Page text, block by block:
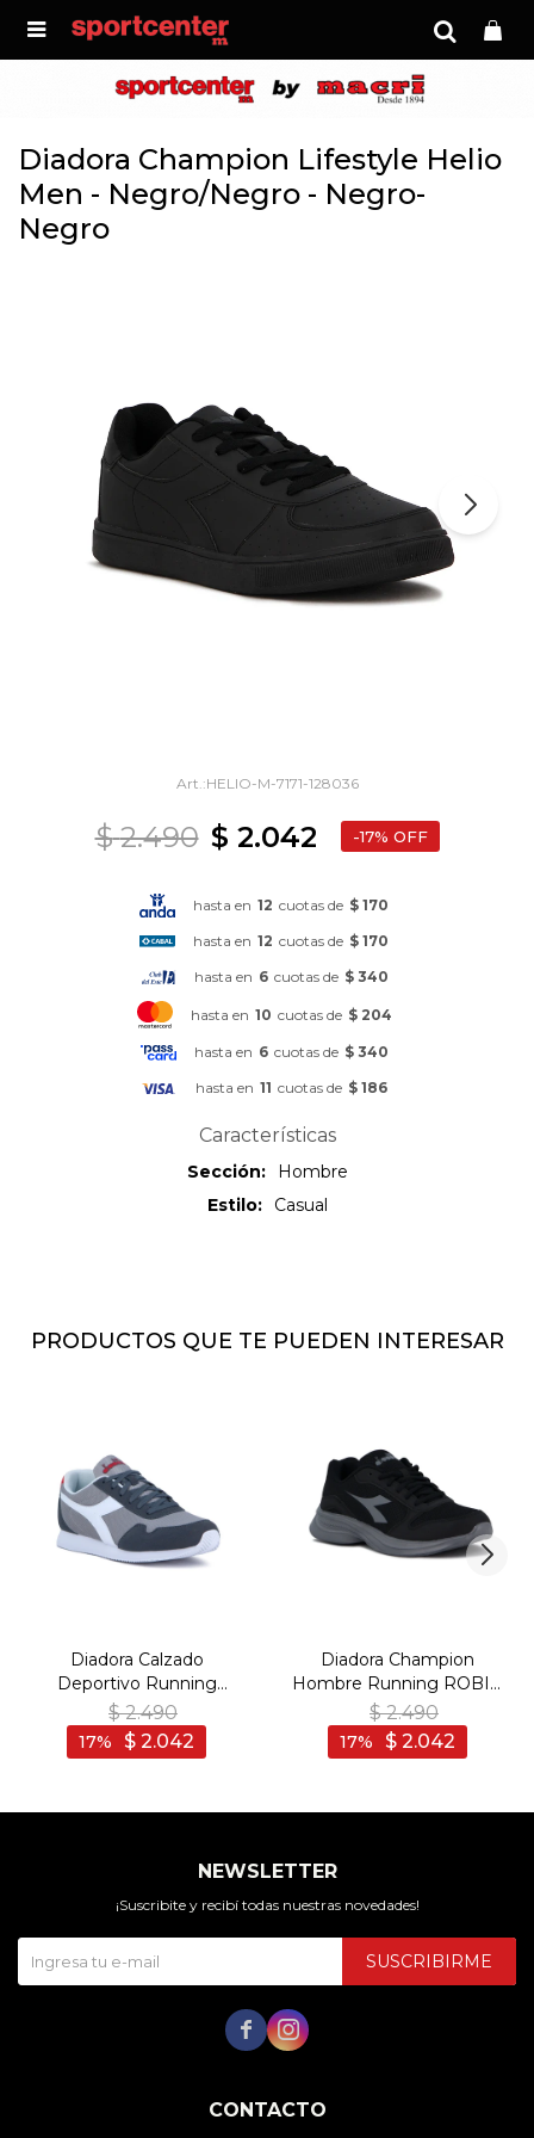

Diadora Champion Lifestyle Helio
Men - Negro/Negro - Negro-
Negro
HELIO-M-7171-128036
$ 2.042
$ 2.490 17
hasta en 12 cuotas de $ 170
hasta en 12 cuotas de $ 170
hasta en 6 cuotas de $ 340
hasta en 10 cuotas de $ 204
hasta en 6 cuotas de $ 340
hasta en 11 cuotas de $ 186
Características
Sección
Hombre
Estilo
Casual
PRODUCTOS QUE TE PUEDEN INTERESAR
Diadora Calzado
Deportivo Running
SIMPLE RUN - Man - Gris
$ 2.490
$ 2.042
17
Diadora Champion
Hombre Running ROBIN
4 - Negro-Gris Oscuro
$ 2.490
$ 2.042
17
CONTACTO
NEWSLETTER
¡Suscribite y recibí todas nuestras novedades!
SUSCRIBIRME
 